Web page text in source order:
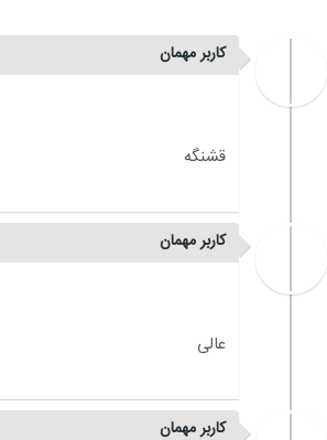
کاربر مهمان
کاربر مهمان
کاربر مهمان